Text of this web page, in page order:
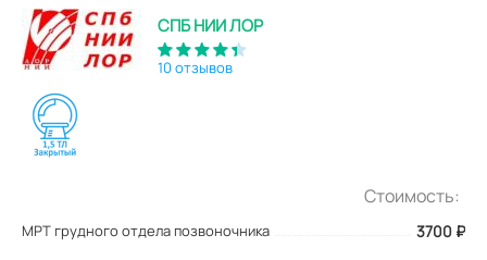
СПБ НИИ ЛОР
10 отзывов
Стоимость:
МРТ грудного отдела позвоночника 3700 ₽